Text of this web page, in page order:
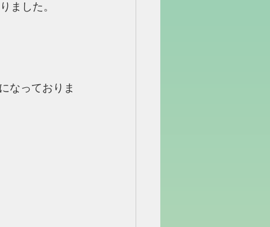
ました。
なっておりま